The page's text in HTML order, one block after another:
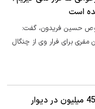
است
حسین فریدون، گفت:
برای فرار وی از چنگال